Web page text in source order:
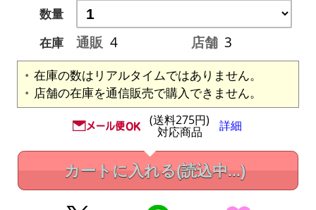
数量
在庫
通販 4 店舗 3
在庫の数はリアルタイムではありません。
店舗の在庫を通信販売で購入できません。
(送料275円)
対応商品 詳細
カートに入れる(読込中...)